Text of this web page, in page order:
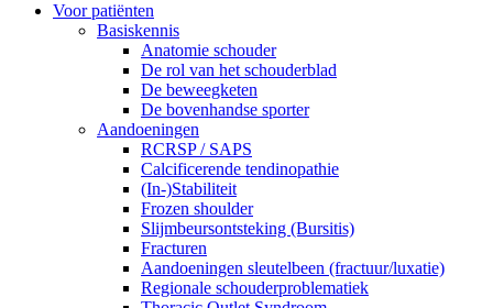
Voor patiënten
Basiskennis
Anatomie schouder
De rol van het schouderblad
De beweegketen
De bovenhandse sporter
Aandoeningen
RCRSP / SAPS
Calcificerende tendinopathie
(In-)Stabiliteit
Frozen shoulder
Slijmbeursontsteking (Bursitis)
Fracturen
Aandoeningen sleutelbeen (fractuur/luxatie)
Regionale schouderproblematiek